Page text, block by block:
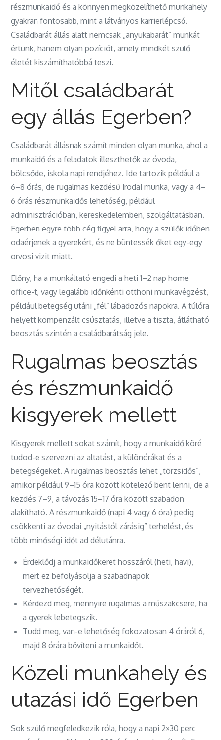
részmunkaidő és a könnyen megközelíthető munkahely
gyakran fontosabb, mint a látványos karrierlépcső.
Családbarát állás alatt nemcsak „anyukabarát” munkát
értünk, hanem olyan pozíciót, amely mindkét szülő
életét kiszámíthatóbbá teszi.
Mitől családbarát
egy állás Egerben?
Családbarát állásnak számít minden olyan munka, ahol a
munkaidő és a feladatok illeszthetők az óvoda,
bölcsőde, iskola napi rendjéhez. Ide tartozik például a
6–8 órás, de rugalmas kezdésű irodai munka, vagy a 4–
6 órás részmunkaidős lehetőség, például
adminisztrációban, kereskedelemben, szolgáltatásban.
Egerben egyre több cég figyel arra, hogy a szülők időben
odaérjenek a gyerekért, és ne büntessék őket egy-egy
orvosi vizit miatt.
Előny, ha a munkáltató engedi a heti 1–2 nap home
office-t, vagy legalább időnkénti otthoni munkavégzést,
például betegség utáni „fél” lábadozós napokra. A túlóra
helyett kompenzált csúsztatás, illetve a tiszta, átlátható
beosztás szintén a családbarátság jele.
Rugalmas beosztás
és részmunkaidő
kisgyerek mellett
Kisgyerek mellett sokat számít, hogy a munkaidő köré
tudod-e szervezni az altatást, a különórákat és a
betegségeket. A rugalmas beosztás lehet „törzsidős”,
amikor például 9–15 óra között kötelező bent lenni, de a
kezdés 7–9, a távozás 15–17 óra között szabadon
alakítható. A részmunkaidő (napi 4 vagy 6 óra) pedig
csökkenti az óvodai „nyitástól zárásig” terhelést, és
több minőségi időt ad délutánra.
Érdeklődj a munkaidőkeret hosszáról (heti, havi),
mert ez befolyásolja a szabadnapok
tervezhetőségét.
Kérdezd meg, mennyire rugalmas a műszakcsere, ha
a gyerek lebetegszik.
Tudd meg, van-e lehetőség fokozatosan 4 óráról 6,
majd 8 órára bővíteni a munkaidőt.
Közeli munkahely és
utazási idő Egerben
Sok szülő megfeledkezik róla, hogy a napi 2×30 perc